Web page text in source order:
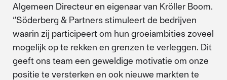
Algemeen Directeur en eigenaar van Kröller Boom.
“Söderberg & Partners stimuleert de bedrijven
waarin zij participeert om hun groeiambities zoveel
mogelijk op te rekken en grenzen te verleggen. Dit
geeft ons team een geweldige motivatie om onze
positie te versterken en ook nieuwe markten te